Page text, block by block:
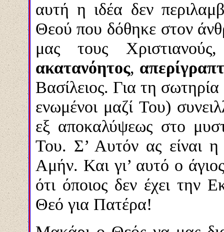
αυτή η ιδέα δεν
Θεού που δόθηκε στον
μας τους
ακατανόητος,
Βασίλειος. Για τη
ενωμένοι μαζί Του)
εξ αποκαλύψεως στο
Του. Σ’ Αυτόν ας είναι
Αμήν. Και γι’ αυτό ο
ότι όποιος δεν έχει την
Θεό για Πατέρα!